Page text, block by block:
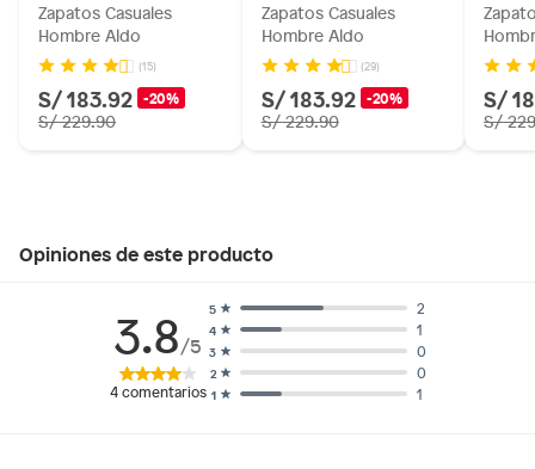
Zapatos Casuales
Hombre Aldo
(15)
S/ 183.92 -20%
S/ 229.90
Zapatos Casuales
Hombre Aldo
(29)
S/ 183.92 -20%
S/ 229.90
S/
S/
Opiniones de este producto
3.8/5
4 comentarios 1 1
2 0
3 0
4 1
5 2